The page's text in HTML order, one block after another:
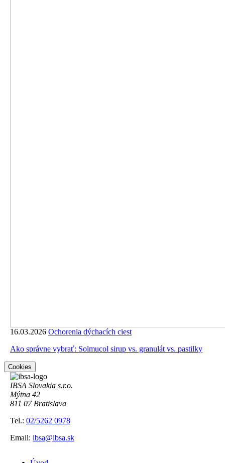
16.03.2026 Ochorenia dýchacích ciest
Ako správne vybrať: Solmucol sirup vs. granulát vs. pastilky
Cookies
IBSA Slovakia s.r.o.
Mýtna 42
811 07 Bratislava
Tel.: 02/5262 0978
Email: ibsa@ibsa.sk